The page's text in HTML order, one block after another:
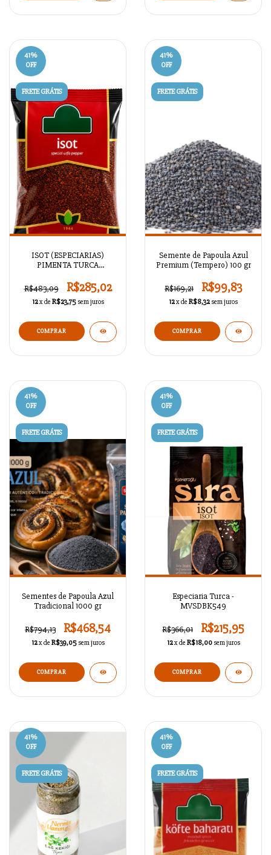
41%
OFF
FRETE GRÁTIS
ISOT (ESPECIARIAS)
PIMENTA TURCA
R$483,09
R$285,02
12x de R$23,75 sem juros
41%
OFF
FRETE GRÁTIS
Semente de Papoula Azul
Premium (Tempero) 100 gr
R$169,21 R$99,83
12x de R$8,32 sem juros
41%
OFF
FRETE GRÁTIS
Sementes de Papoula Azul
Tradicional 1000 gr
R$794,13 R$468,54
12x de R$39,05 sem juros
41%
OFF
FRETE GRÁTIS
Especiaria Turca -
MVSDBK549
R$366,01 R$215,95
12x de R$18,00 sem juros
COMPRAR
41%
OFF
FRETE GRÁTIS
41%
OFF
FRETE GRÁTIS